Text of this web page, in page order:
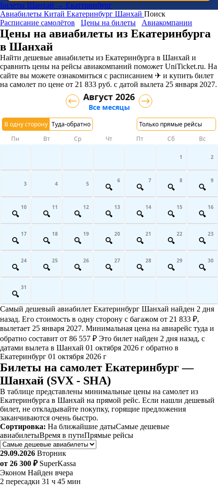
Билеты Шанхай → Екатеринбург
Авиабилеты Китай Екатеринбург Шанхай Поиск
Расписание самолётов
Цены на билеты Авиакомпании
Цены на авиабилеты из Екатеринбурга
в Шанхай
Найти дешевые авиабилеты из Екатеринбурга в Шанхай и
сравнить цены на рейсы авиакомпаний поможет UniTicket.ru. На
сайте вы можете ознакомиться с расписанием ✈ и купить билет
на самолет по цене от 21 833 руб. с датой вылета 25 января 2027.
В одну сторону Туда-обратно Только прямые рейсы
Август 2026
Все месяцы
Пн Вт Ср Чт Пт Сб Вс
1 2
3 4 5 6 7 8 9
10 11 12 13 14 15 16
17 18 19 20 21 22 23
24 25 26 27 28 29 30
31
Самый дешевый авиабилет Екатеринбург Шанхай найден 2 дня
назад. Его стоимость в одну сторону с багажом от 21 833 ₽,
вылетает 25 января 2027. Минимальная цена на авиарейс туда и
обратно составит от 86 557 ₽ Это билет найден 2 дня назад, с
датами вылета в Шанхай 01 октября 2026 г обратно в
Екатеринбург 01 октября 2026 г
Билеты на самолет Екатеринбург —
Шанхай (SVX - SHA)
В таблице представлены минимальные цены на самолет из
Екатеринбурга в Шанхай на прямой рейс. Если нашли дешевый
билет, не откладывайте покупку, горящие предложения
заканчиваются очень быстро.
Сортировка: На ближайшие датыСамые дешевые
авиабилетыВремя в путиПрямые рейсы
29.09.2026 Вторник
от 26 300 ₽ SuperKassa
Эконом Найден вчера
2 пересадки 31 ч 45 мин